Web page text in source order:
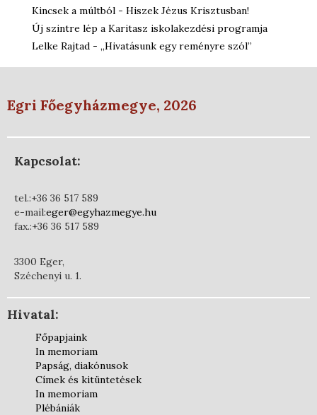
Kincsek a múltból - Hiszek Jézus Krisztusban!
Új szintre lép a Karitasz iskolakezdési programja
Lelke Rajtad - „Hivatásunk egy reményre szól”
Egri Főegyházmegye, 2026
Kapcsolat:
tel.:+36 36 517 589
e-mail:eger@egyhazmegye.hu
fax.:+36 36 517 589
3300 Eger,
Széchenyi u. 1.
Hivatal:
Főpapjaink
In memoriam
Papság, diakónusok
Címek és kitüntetések
In memoriam
Plébániák